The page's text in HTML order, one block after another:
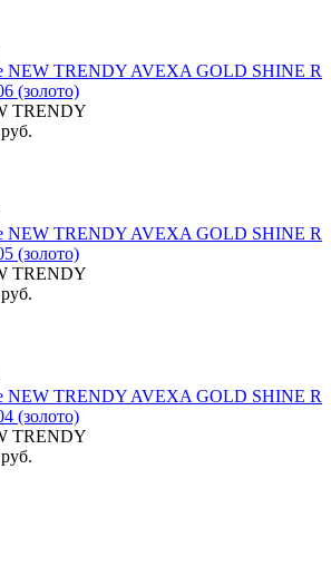
NEW TRENDY AVEXA GOLD SHINE R
(золото)
TRENDY
NEW TRENDY AVEXA GOLD SHINE R
(золото)
TRENDY
NEW TRENDY AVEXA GOLD SHINE R
(золото)
TRENDY